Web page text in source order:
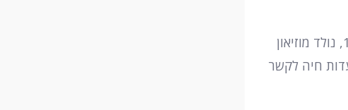
חזון חייו של הכט היה להקים מקום שבו אוצרות אלה יוכלו להיות מוצגים לציבור הרחב. כך, בשנת 1984, נולד מוזיאון
חיה לקשר